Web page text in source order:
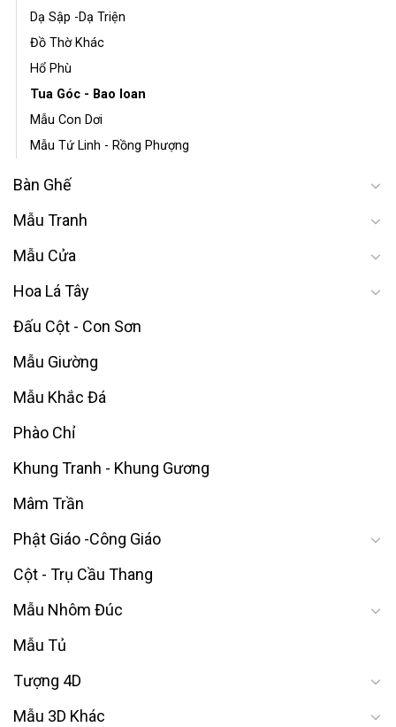
Dạ Sập -Dạ Triện
Đồ Thờ Khác
Hổ Phù
Tua Góc - Bao loan
Mẫu Con Dơi
Mẫu Tứ Linh - Rồng Phượng
Bàn Ghế
Mẫu Tranh
Mẫu Cửa
Hoa Lá Tây
Đấu Cột - Con Sơn
Mẫu Giường
Mẫu Khắc Đá
Phào Chỉ
Khung Tranh - Khung Gương
Mâm Trần
Phật Giáo -Công Giáo
Cột - Trụ Cầu Thang
Mẫu Nhôm Đúc
Mẫu Tủ
Tượng 4D
Mẫu 3D Khác